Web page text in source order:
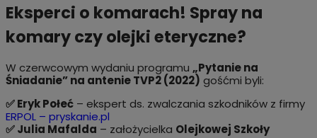
Eksperci o komarach! Spray na
komary czy olejki eteryczne?
W czerwcowym wydaniu programu „Pytanie na
Śniadanie” na antenie TVP2 (2022) gośćmi byli:
✅ Eryk Połeć– ekspert ds. zwalczania szkodników z firmy
ERPOL – pryskanie.pl
✅ Julia Mafalda – założycielka Olejkowej Szkoły